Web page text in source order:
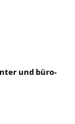
und büro-